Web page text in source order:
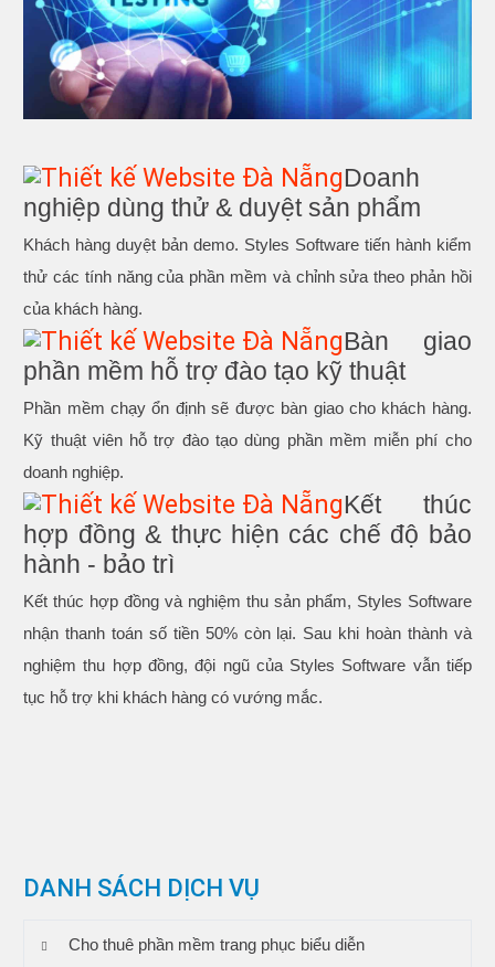
Doanh
nghiệp dùng thử & duyệt sản phẩm
Khách hàng duyệt bản demo. Styles Software tiến hành kiểm
thử các tính năng của phần mềm và chỉnh sửa theo phản hồi
của khách hàng.
Bàn giao
phần mềm hỗ trợ đào tạo kỹ thuật
Phần mềm chạy ổn định sẽ được bàn giao cho khách hàng.
Kỹ thuật viên hỗ trợ đào tạo dùng phần mềm miễn phí cho
doanh nghiệp.
Kết thúc
hợp đồng & thực hiện các chế độ bảo
hành - bảo trì
Kết thúc hợp đồng và nghiệm thu sản phẩm, Styles Software
nhận thanh toán số tiền 50% còn lại. Sau khi hoàn thành và
nghiệm thu hợp đồng, đội ngũ của Styles Software vẫn tiếp
tục hỗ trợ khi khách hàng có vướng mắc.
DANH SÁCH DỊCH VỤ
Cho thuê phần mềm trang phục biểu diễn